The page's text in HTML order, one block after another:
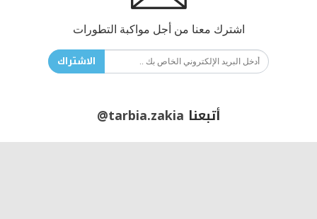
اشترك معنا من أجل مواكبة التطورات
الاشتراك
أتبعنا @tarbia.zakia